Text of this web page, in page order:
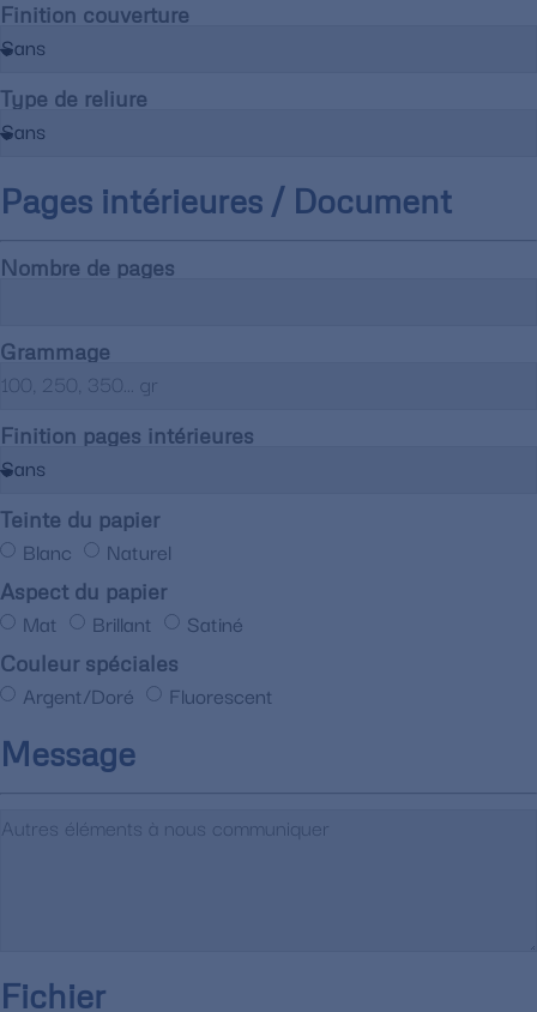
Finition couverture
Type de reliure
Pages intérieures / Document
Nombre de pages
Grammage
Finition pages intérieures
Teinte du papier
Blanc Naturel
Aspect du papier
Mat Brillant Satiné
Couleur spéciales
Argent/Doré Fluorescent
Message
Fichier